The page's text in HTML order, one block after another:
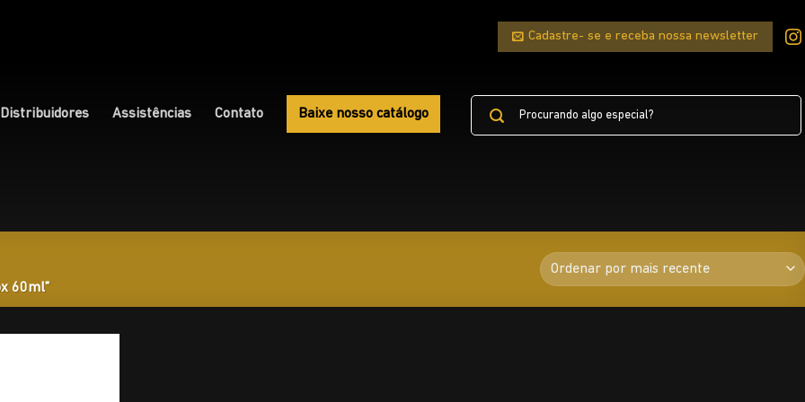
Cadastre- se e receba nossa newsletter
Distribuidores Assistências Contato Baixe nosso catálogo
Pesquisar
60ml”